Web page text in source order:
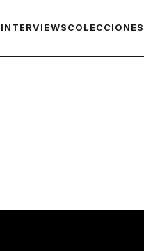
INTERVIEWS COLECCIONES